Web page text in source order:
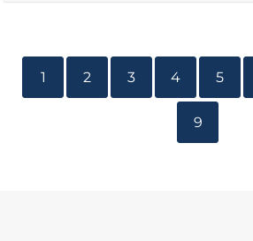
1 2 3 4 5
9